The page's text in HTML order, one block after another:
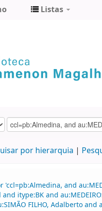
Listas
por hierarquia
'ccl=pb:Almedina, and
itype:BK and
FILHO, Adalberto and